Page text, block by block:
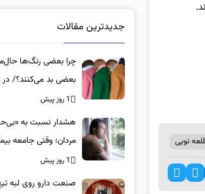
نویی
جدیدترین مقالات
چرا بعضی رنگ‌ها
بعضی بد می‌کنند؟/
این رنگ‌ها را بپوشید
1 روز پیش
هشدار نسبت به
مردان؛ وقتی جامعه
اشتباه می‌گیرد
1 روز پیش
صنعت دارو روی لبه